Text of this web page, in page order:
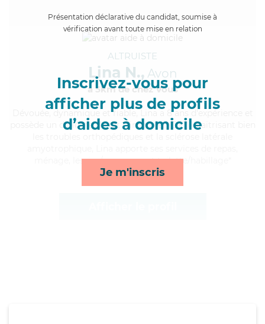
Présentation déclarative du candidat, soumise à
vérification avant toute mise en relation
Inscrivez-vous pour
afficher plus de profils
d’aides à domicile
Je m'inscris
ALTRUISTE
Lina N., Avon
à 5km de chez Vous
, dynamique et fiable, Lina a 8 ans d'expérience et
possède un diplôme d'Etat d'infirmier (DEI). Maitrisant bien
ménage, lessive/repassage et toilette/habillage*